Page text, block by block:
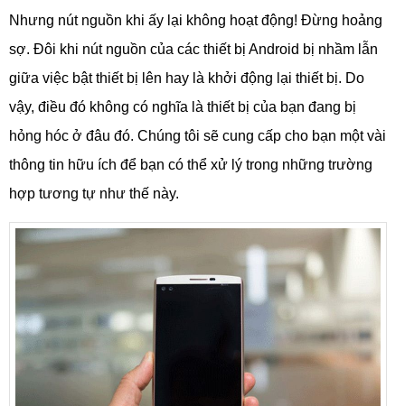
Nhưng nút nguồn khi ấy lại không hoạt động! Đừng hoảng
sợ. Đôi khi nút nguồn của các thiết bị Android bị nhầm lẫn
giữa việc bật thiết bị lên hay là khởi động lại thiết bị. Do
vậy, điều đó không có nghĩa là thiết bị của bạn đang bị
hỏng hóc ở đâu đó. Chúng tôi sẽ cung cấp cho bạn một vài
thông tin hữu ích để bạn có thể xử lý trong những trường
hợp tương tự như thế này.